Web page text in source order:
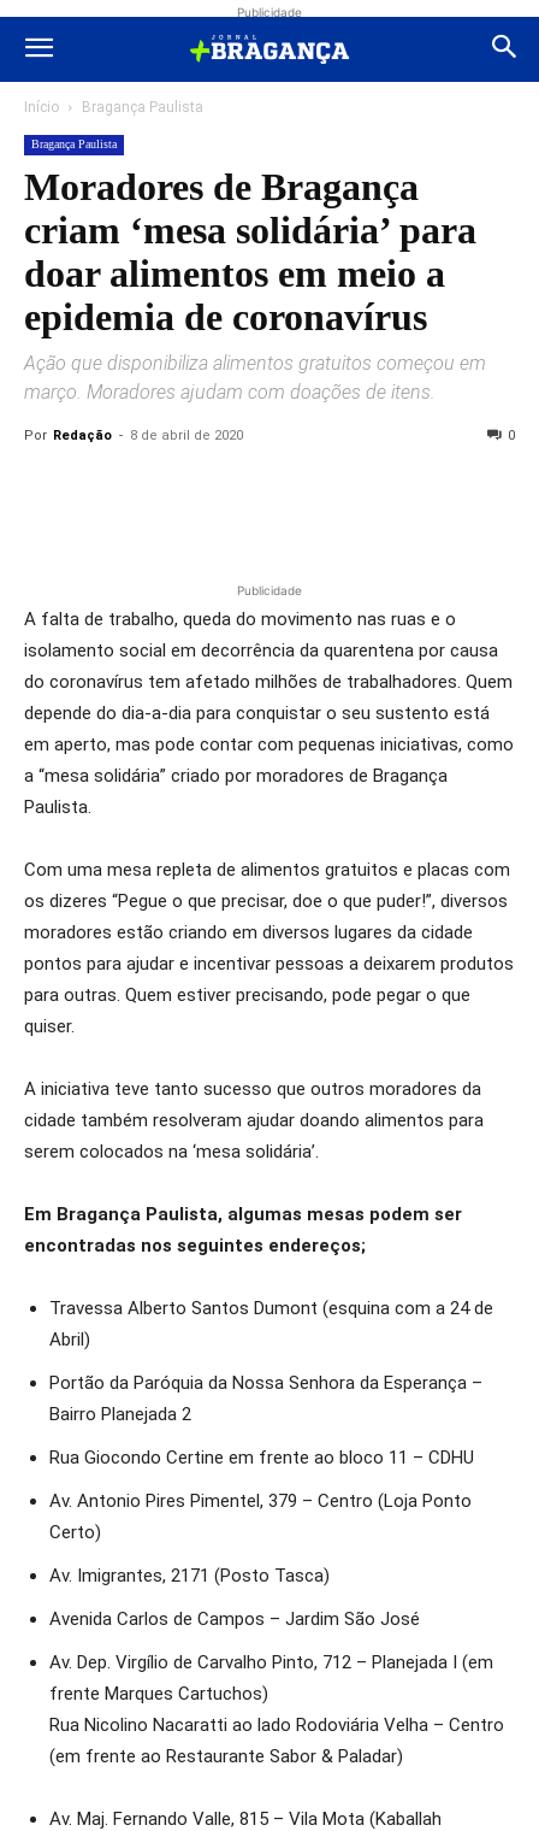
Publicidade
Início Bragança Paulista
Bragança Paulista
Moradores de Bragança
criam ‘mesa solidária’ para
doar alimentos em meio a
epidemia de coronavírus
Ação que disponibiliza alimentos gratuitos começou em
março. Moradores ajudam com doações de itens.
Por Redação - 8 de abril de 2020 0
Publicidade
A falta de trabalho, queda do movimento nas ruas e o
isolamento social em decorrência da quarentena por causa
do coronavírus tem afetado milhões de trabalhadores. Quem
depende do dia-a-dia para conquistar o seu sustento está
em aperto, mas pode contar com pequenas iniciativas, como
a “mesa solidária” criado por moradores de Bragança
Paulista.
Com uma mesa repleta de alimentos gratuitos e placas com
os dizeres “Pegue o que precisar, doe o que puder!”, diversos
moradores estão criando em diversos lugares da cidade
pontos para ajudar e incentivar pessoas a deixarem produtos
para outras. Quem estiver precisando, pode pegar o que
quiser.
A iniciativa teve tanto sucesso que outros moradores da
cidade também resolveram ajudar doando alimentos para
serem colocados na ‘mesa solidária’.
Em Bragança Paulista, algumas mesas podem ser
encontradas nos seguintes endereços;
Travessa Alberto Santos Dumont (esquina com a 24 de
Abril)
Portão da Paróquia da Nossa Senhora da Esperança –
Bairro Planejada 2
Rua Giocondo Certine em frente ao bloco 11 – CDHU
Av. Antonio Pires Pimentel, 379 – Centro (Loja Ponto
Certo)
Av. Imigrantes, 2171 (Posto Tasca)
Avenida Carlos de Campos – Jardim São José
Av. Dep. Virgílio de Carvalho Pinto, 712 – Planejada I (em
frente Marques Cartuchos)
Rua Nicolino Nacaratti ao lado Rodoviária Velha – Centro
(em frente ao Restaurante Sabor & Paladar)
Av. Maj. Fernando Valle, 815 – Vila Mota (Kaballah